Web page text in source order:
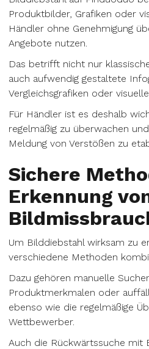
Produktbilder, Grafiken oder
Händler ohne Genehmigung
Angebote nutzen.
Das betrifft nicht nur
auch aufwendig gestaltete
Vergleichsgrafiken oder
Für Händler ist es deshalb
regelmäßig zu überwachen
Meldung von Verstößen zu
Sichere
Erkennung
Um Bilddiebstahl wirksam zu
verschiedene Methoden
Dazu gehören manuelle
Produktmerkmalen oder
ebenso wie die regelmäßige
Wettbewerber.
Auch die Rückwärtssuche mit